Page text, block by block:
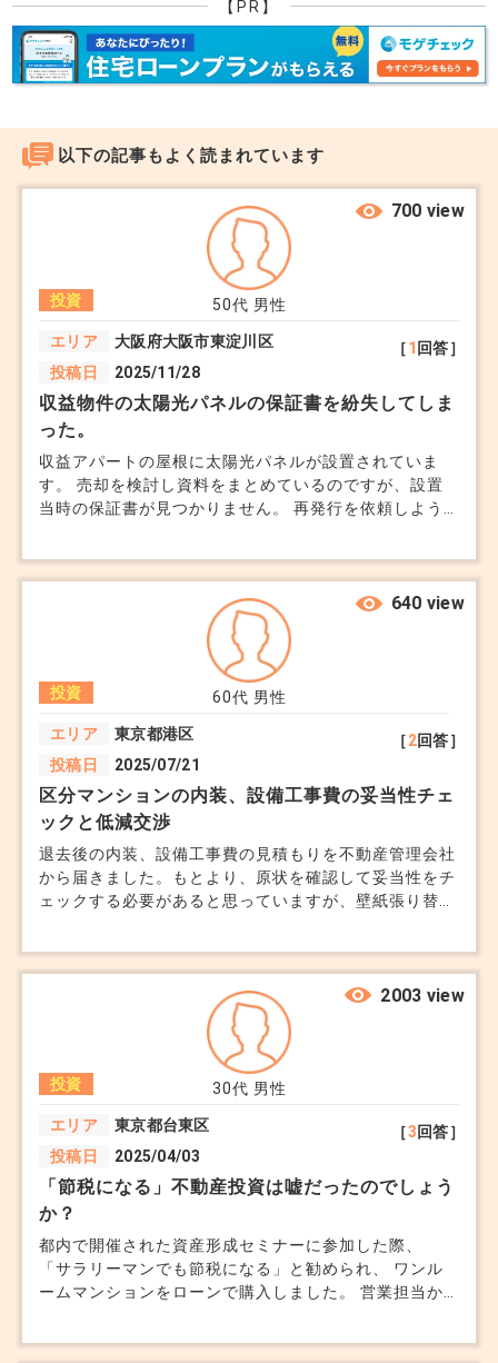
対応策:固定金利型のローンを選ぶことで、金利上
昇リスクを回避。
借入額を抑え、自己資金を多く投入して
短期間での完済を目指すプランを検討。
現状: 日本全体では人口減少が進んでいますが、都
市部では引き続き人口流入が見られます。
対応策:人口が増加傾向にあるエリアを選定。
単身世帯の割合が高い都市部や需要が安定している
地域に投資。
外国人労働者や留学生など、新たな需要層
を取り込む立地を選ぶ。
【2. 具体的なリスクとヘッジ策】
リスク1: 空室リスク
地域選定:
駅近（徒歩10分以内）の物件。
商業施設や学校、オフィス街が近いエリア。
賃貸需要が高い地域（東京、大阪、福岡などの主要
都市）。
賃貸ターゲットの明確化:
単身世帯向けのワンルーム物件。
家族向けよりもターゲットの幅が広い物件が安定し
リスク2: 修繕費や維持費の増加
築年数が経過するほど修繕費や管理費が増加し、利
回りを圧迫するリスクがあります。
ヘッジ策:
築浅物件を選ぶ:
築10年以内の物件を選ぶことで、修繕費用の増加
を抑える。
しかも利回りは低い水準ですから、過去と比べると
参入に適した状態ではありません。
原因はいくつかありますが、円安による海外投資家
られます。よって、国内投資家が勝つためにはそれ
なりの戦略が必要です。
また、「地域選定や物件の特性に注目」する事はリ
スクヘッジではありません。不動産は動かせません
ので、まず第一にその要素を十分チェックする必要
があります。
その上で、入居率をいかに高い水準で保つか、リフ
ォーム費用等をいかに抑えるかなどの運営スキルが
必要です。それらを十全にこなした上で、リスクヘ
ッジをどうするかが問題となります。
しかし、リスクヘッジはコストがかかるのが一般的
です。まずは運営をキッチリ行い満室経営する事が
重要です。
【PR】
以下の記事もよく読まれています
50代 男性
投資
エリア
大阪府大阪市東淀川区
投稿日
2025/11/28
［1 回答］
700 view
収益物件の太陽光パネルの保証書を紛失してしま
った。
収益アパートの屋根に太陽光パネルが設置されていま
す。 売却を検討し資料をまとめているのですが、設置
当時の保証書が見つかりません。 再発行を依頼しよう
が、これは買主に説明する必要がありますよね。 保証
がない太陽光パネルが設置されていることで逆に価格を
下げないといけなくなるのでしょうか。
60代 男性
投資
エリア
東京都港区
投稿日
2025/07/21
［2回答］
640 view
区分マンションの内装、設備工事費の妥当性チェ
ックと低減交渉
退去後の内装、設備工事費の見積もりを不動産管理会社
から届きました。もとより、原状を確認して妥当性をチ
ェックする必要があると思っていますが、壁紙張り替
の見積もりを請求されています。当該不動産管理会社
は、提携する工事会社の見積もりをそのまま当方に出し
ているようですが、廃棄費や駐車場料金など、不当とは
言いませんがマークアップしているように見受けられま
す。エアコン、トイレウオッシュレットなどは、ビック
カメラなど家電量販店に直接頼めば、安くなるかと考え
ています。どういうふうに、不動産管理会社に話して交
渉したらいいか、ご教示ください。
30代 男性
投資
エリア
東京都台東区
投稿日
2025/04/03
［3回答］
2003 view
「節税になる」不動産投資は嘘だったのでしょう
か？
都内で開催された資産形成セミナーに参加した際、
「サラリーマンでも節税になる」と勧められ、 ワンル
ームマンションをローンで購入しました。 営業担当か
以上なら節税効果が大きい」などと説明され、 将来の